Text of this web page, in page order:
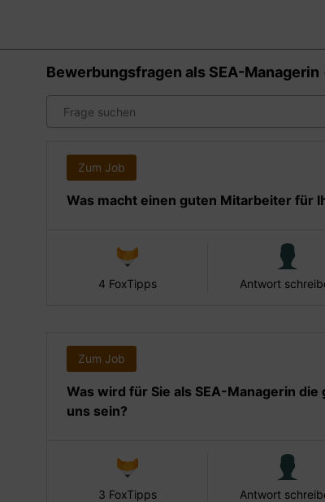
Bewerbungsfragen als SEA-Managerin
Zum Job
Was macht einen guten Mitarbeiter für
4 FoxTipps Antwort
Zum Job
Was wird für Sie als SEA-Managerin
uns sein?
3 FoxTipps Antwort